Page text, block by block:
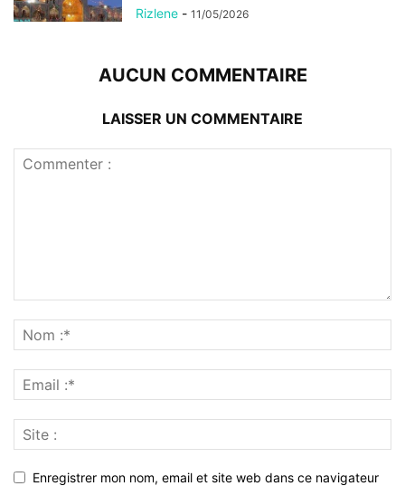
Rizlene - 11/05/2026
AUCUN COMMENTAIRE
LAISSER UN COMMENTAIRE
Enregistrer mon nom, email et site web dans ce navigateur